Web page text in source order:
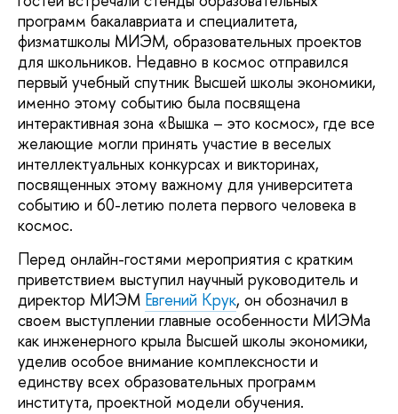
программ бакалавриата и специалитета,
физматшколы МИЭМ, образовательных проектов
для школьников. Недавно в космос отправился
первый учебный спутник Высшей школы экономики,
именно этому событию была посвящена
интерактивная зона «Вышка – это космос», где все
желающие могли принять участие в веселых
интеллектуальных конкурсах и викторинах,
посвященных этому важному для университета
событию и 60-летию полета первого человека в
космос.
Перед онлайн-гостями мероприятия с кратким
приветствием выступил научный руководитель и
директор МИЭМ Евгений Крук, он обозначил в
своем выступлении главные особенности МИЭМа
как инженерного крыла Высшей школы экономики,
уделив особое внимание комплексности и
единству всех образовательных программ
института, проектной модели обучения.